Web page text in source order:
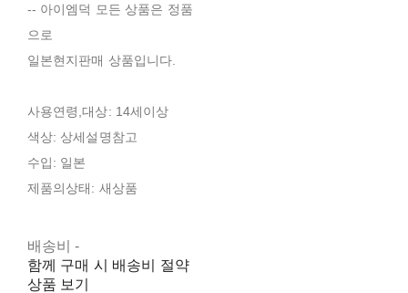
-- 아이엠덕 모든 상품은 정품
으로
일본현지판매 상품입니다.
사용연령,대상: 14세이상
색상: 상세설명참고
수입: 일본
제품의상태: 새상품
배송비-
함께 구매 시 배송비 절약
상품 보기